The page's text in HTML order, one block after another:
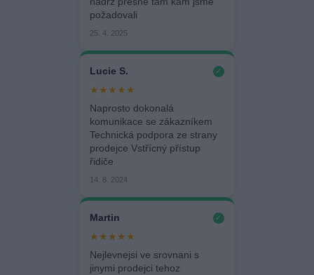
požadovali
25. 4. 2025
Lucie S. ✓
★★★★★
Naprosto dokonalá
komunikace se zákazníkem
Technická podpora ze strany
prodejce Vstřícný přístup
řidiče
14. 8. 2024
Martin ✓
★★★★★
Nejlevnejsi ve srovnani s
jinymi prodejci tehoz